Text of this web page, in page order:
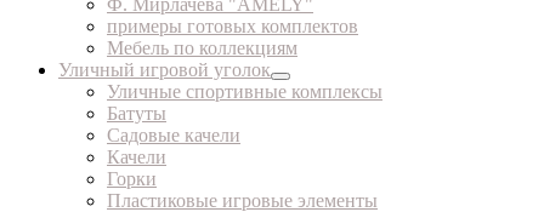
Ф. Мирлачева "AMELY"
примеры готовых комплектов
Мебель по коллекциям
Уличный игровой уголок
Уличные спортивные комплексы
Батуты
Садовые качели
Качели
Горки
Пластиковые игровые элементы